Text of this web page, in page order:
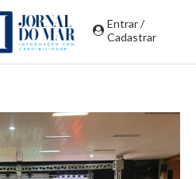
Entrar /
Cadastrar